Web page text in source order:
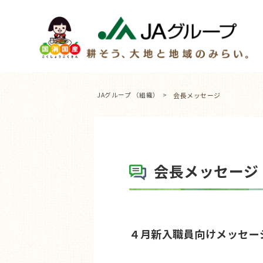
JAグループ （組織） 会長メッセージ
会長メッセージ
４月新入職員向けメッセー